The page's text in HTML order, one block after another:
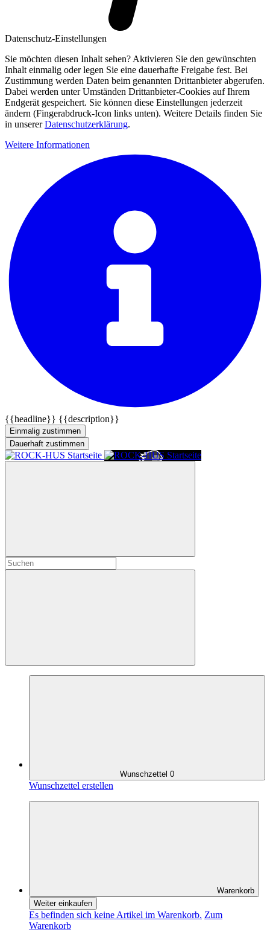
Datenschutz-Einstellungen
Sie möchten diesen Inhalt sehen? Aktivieren Sie den gewünschten
Inhalt einmalig oder legen Sie eine dauerhafte Freigabe fest. Bei
Zustimmung werden Daten beim genannten Drittanbieter abgerufen.
Dabei werden unter Umständen Drittanbieter-Cookies auf Ihrem
Endgerät gespeichert. Sie können diese Einstellungen jederzeit
ändern (Fingerabdruck-Icon links unten). Weitere Details finden Sie
in unsererDatenschutzerklärung.
Weitere Informationen
{{headline}} {{description}}
Einmalig zustimmen
Dauerhaft zustimmen
Wunschzettel 0
Wunschzettel erstellen
Warenkorb
Weiter einkaufen
Es befinden sich keine Artikel im Warenkorb. Zum
Warenkorb